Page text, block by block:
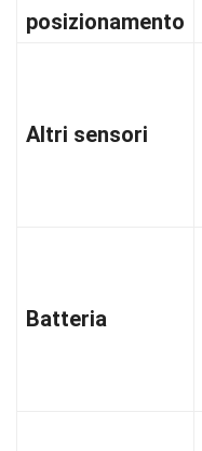
posizionamento
Altri sensori
Batteria